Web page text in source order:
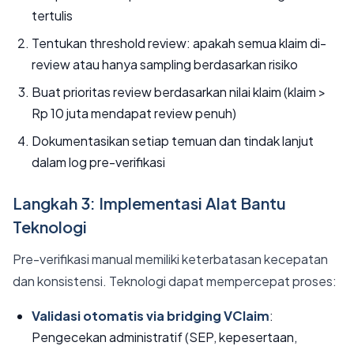
tertulis
Tentukan threshold review: apakah semua klaim di-
review atau hanya sampling berdasarkan risiko
Buat prioritas review berdasarkan nilai klaim (klaim >
Rp 10 juta mendapat review penuh)
Dokumentasikan setiap temuan dan tindak lanjut
dalam log pre-verifikasi
Langkah 3: Implementasi Alat Bantu
Teknologi
Pre-verifikasi manual memiliki keterbatasan kecepatan
dan konsistensi. Teknologi dapat mempercepat proses:
Validasi otomatis via bridging VClaim:
Pengecekan administratif (SEP, kepesertaan,